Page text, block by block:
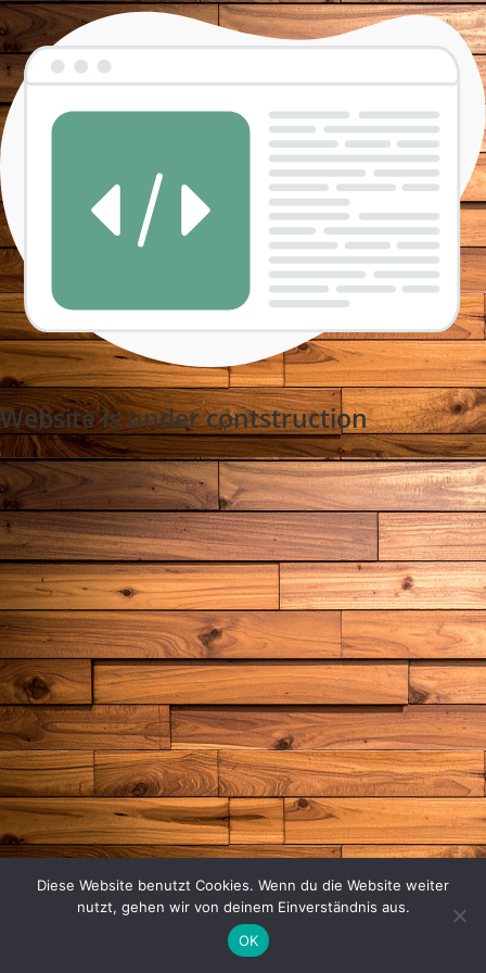
Website is under contstruction
Diese Website benutzt Cookies. Wenn du die Website weiter
nutzt, gehen wir von deinem Einverständnis aus.
OK